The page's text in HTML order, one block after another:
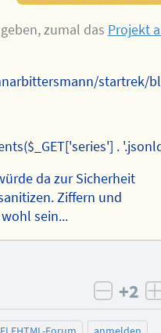
zumal das Projekt
startrek/
.
da zur Sicherheit
Ziffern und
sein...
+2